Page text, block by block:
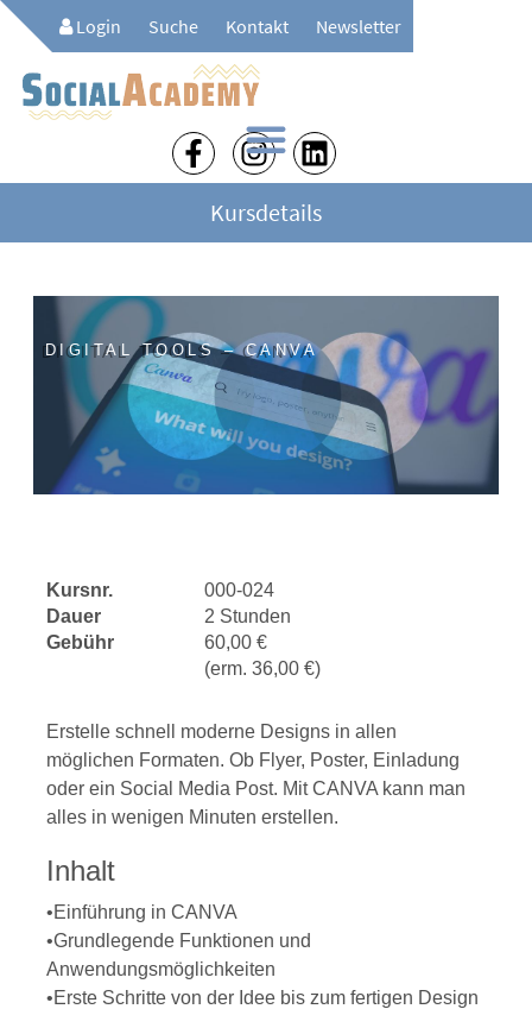
Login Suche Kontakt Newsletter
Kursdetails
DIGITAL TOOLS – CANVA
Kursnr.
000-024
Dauer
2 Stunden
Gebühr
60,00 €
(erm. 36,00 €)
Erstelle schnell moderne Designs in allen
möglichen Formaten. Ob Flyer, Poster, Einladung
oder ein Social Media Post. Mit CANVA kann man
alles in wenigen Minuten erstellen.
Inhalt
•Einführung in CANVA
•Grundlegende Funktionen und
Anwendungsmöglichkeiten
•Erste Schritte von der Idee bis zum fertigen Design